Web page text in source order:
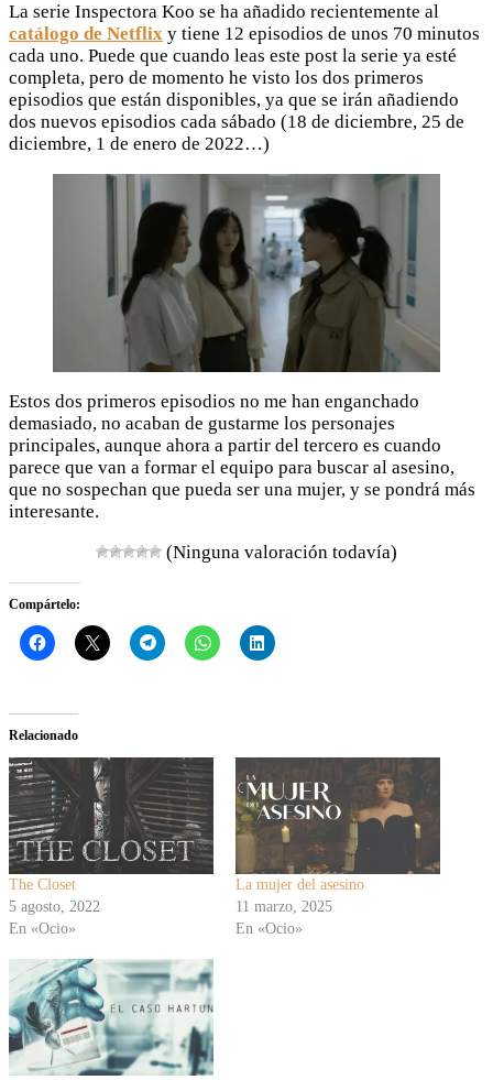
La serie Inspectora Koo se ha añadido recientemente al
catálogo de Netflix y tiene 12 episodios de unos 70 minutos
cada uno. Puede que cuando leas este post la serie ya esté
completa, pero de momento he visto los dos primeros
episodios que están disponibles, ya que se irán añadiendo
dos nuevos episodios cada sábado (18 de diciembre, 25 de
diciembre, 1 de enero de 2022…)
Estos dos primeros episodios no me han enganchado
demasiado, no acaban de gustarme los personajes
principales, aunque ahora a partir del tercero es cuando
parece que van a formar el equipo para buscar al asesino,
que no sospechan que pueda ser una mujer, y se pondrá más
interesante.
(Ninguna valoración todavía)
Compártelo:
Relacionado
The Closet
5 agosto, 2022
En «Ocio»
La mujer del asesino
11 marzo, 2025
En «Ocio»